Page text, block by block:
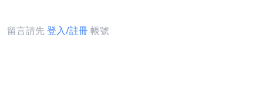
留言請先登入/註冊帳號